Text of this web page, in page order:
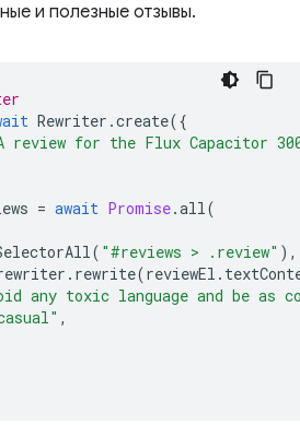
и полезные отзывы.
Rewriter .create({
review for the Flux Capacitor
= await Promise.all(
( "#reviews > .review" ),
. rewrite(reviewEl .
any toxic language and be as
,